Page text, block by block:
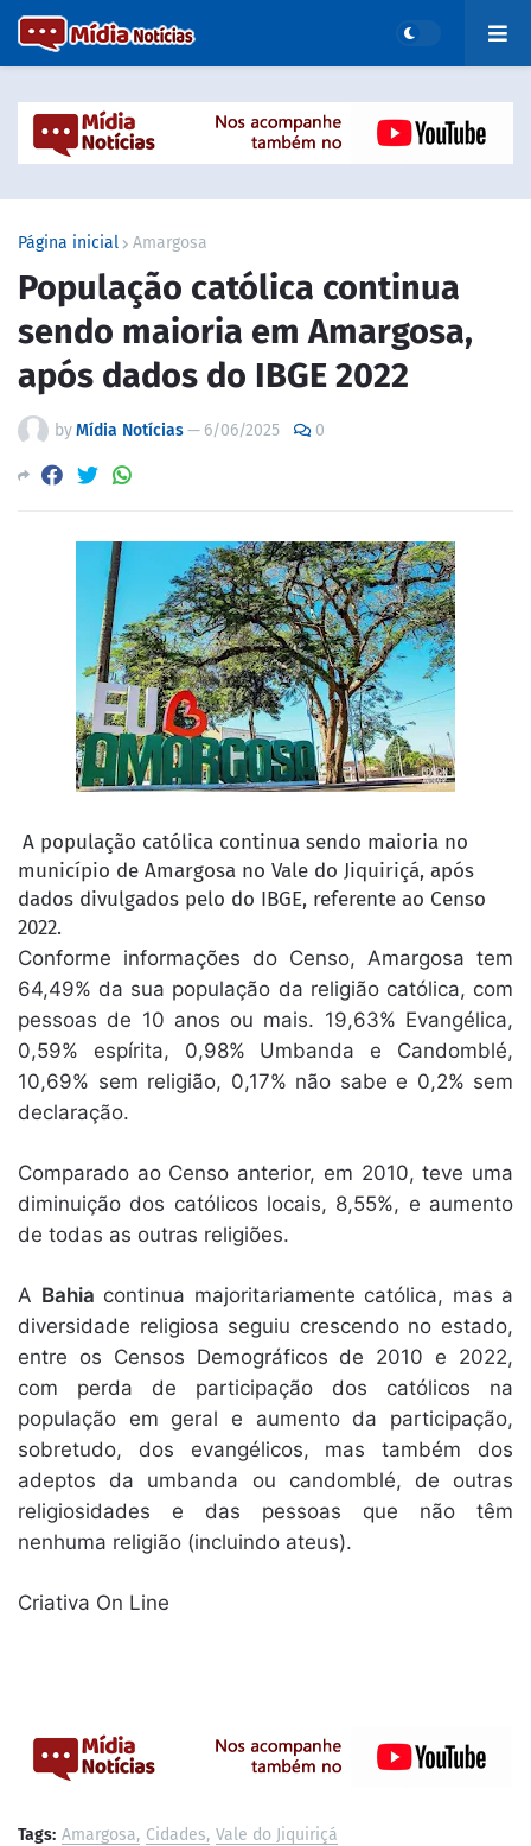
Página inicial Amargosa
População católica continua
sendo maioria em Amargosa,
após dados do IBGE 2022
byMídia Notícias— 6/06/2025 0
A população católica continua sendo maioria no
município de Amargosa no Vale do Jiquiriçá, após
dados divulgados pelo do IBGE, referente ao Censo
2022.
Conforme informações do Censo, Amargosa tem
64,49% da sua população da religião católica, com
pessoas de 10 anos ou mais. 19,63% Evangélica,
0,59% espírita, 0,98% Umbanda e Candomblé,
10,69% sem religião, 0,17% não sabe e 0,2% sem
declaração.
Comparado ao Censo anterior, em 2010, teve uma
diminuição dos católicos locais, 8,55%, e aumento
de todas as outras religiões.
A Bahia continua majoritariamente católica, mas a
diversidade religiosa seguiu crescendo no estado,
entre os Censos Demográficos de 2010 e 2022,
com perda de participação dos católicos na
população em geral e aumento da participação,
sobretudo, dos evangélicos, mas também dos
adeptos da umbanda ou candomblé, de outras
religiosidades e das pessoas que não têm
nenhuma religião (incluindo ateus).
Criativa On Line
Tags: Amargosa Cidades Vale do Jiquiriçá